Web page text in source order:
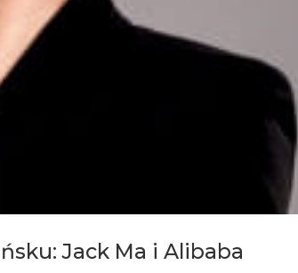
Jack Ma i Alibaba